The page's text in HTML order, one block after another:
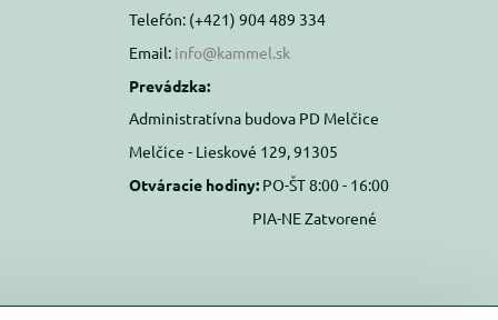
Telefón: (+421) 904 489 334
Email: info@kammel.sk
Prevádzka:
Administratívna budova PD Melčice
Melčice - Lieskové 129, 91305
Otváracie hodiny: PO-ŠT 8:00 - 16:00
PIA-NE Zatvorené